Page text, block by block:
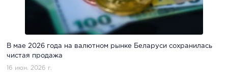
В мае 2026 года на валютном рынке Беларуси сохранилась
чистая продажа
16 июн. 2026 г.